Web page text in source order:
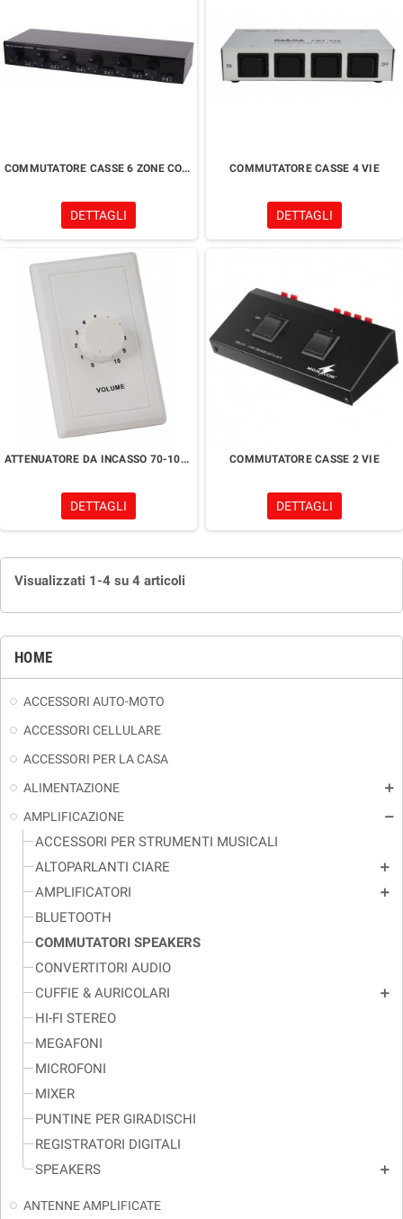
HOME
ACCESSORI AUTO-MOTO
ACCESSORI CELLULARE
ACCESSORI PER LA CASA
ALIMENTAZIONE
add
AMPLIFICAZIONE remove
ACCESSORI PER STRUMENTI MUSICALI
ALTOPARLANTI CIARE
add
AMPLIFICATORI add
BLUETOOTH
COMMUTATORI SPEAKERS
CONVERTITORI AUDIO
CUFFIE & AURICOLARI
add
HI-FI STEREO
MEGAFONI
MICROFONI
MIXER
PUNTINE PER GIRADISCHI
REGISTRATORI DIGITALI
SPEAKERS
add
ANTENNE AMPLIFICATE
COMMUTATORE CASSE 6 ZONE CON VOLUME
DETTAGLI
COMMUTATORE CASSE 4 VIE
DETTAGLI
ATTENUATORE DA INCASSO 70-100V 50W 11 LIVELLI
DETTAGLI
COMMUTATORE CASSE 2 VIE
DETTAGLI
Visualizzati 1-4 su 4 articoli